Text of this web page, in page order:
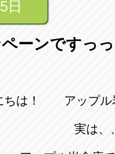
日
ペーンですっ
ちは！ アップル
実は、